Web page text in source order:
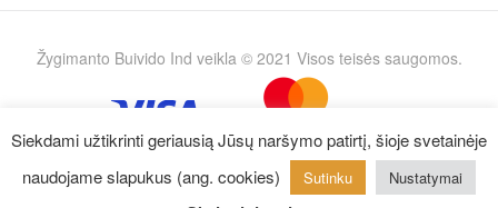
Žygimanto Buivido Ind veikla © 2021 Visos teisės saugomos.
0
Siekdami užtikrinti geriausią Jūsų naršymo patirtį, šioje svetainėje
naudojame slapukus (ang. cookies)
Sutinku Nustatymai